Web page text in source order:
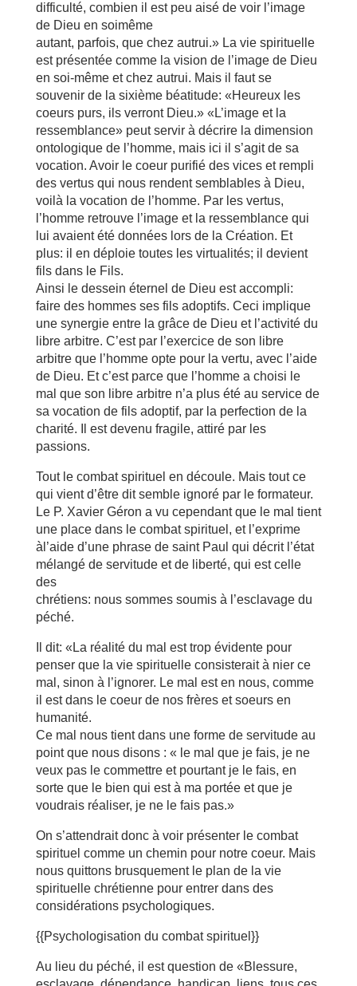
difficulté, combien il est peu aisé de voir l’image
de Dieu en soimême
autant, parfois, que chez autrui.» La vie spirituelle
est présentée comme la vision de l’image de Dieu
en soi-même et chez autrui. Mais il faut se
souvenir de la sixième béatitude: «Heureux les
coeurs purs, ils verront Dieu.» «L’image et la
ressemblance» peut servir à décrire la dimension
ontologique de l’homme, mais ici il s’agit de sa
vocation. Avoir le coeur purifié des vices et rempli
des vertus qui nous rendent semblables à Dieu,
voilà la vocation de l’homme. Par les vertus,
l’homme retrouve l’image et la ressemblance qui
lui avaient été données lors de la Création. Et
plus: il en déploie toutes les virtualités; il devient
fils dans le Fils.
Ainsi le dessein éternel de Dieu est accompli:
faire des hommes ses fils adoptifs. Ceci implique
une synergie entre la grâce de Dieu et l’activité du
libre arbitre. C’est par l’exercice de son libre
arbitre que l’homme opte pour la vertu, avec l’aide
de Dieu. Et c’est parce que l’homme a choisi le
mal que son libre arbitre n’a plus été au service de
sa vocation de fils adoptif, par la perfection de la
charité. Il est devenu fragile, attiré par les
passions.
Tout le combat spirituel en découle. Mais tout ce
qui vient d’être dit semble ignoré par le formateur.
Le P. Xavier Géron a vu cependant que le mal tient
une place dans le combat spirituel, et l’exprime
àl’aide d’une phrase de saint Paul qui décrit l’état
mélangé de servitude et de liberté, qui est celle
des
chrétiens: nous sommes soumis à l’esclavage du
péché.
Il dit: «La réalité du mal est trop évidente pour
penser que la vie spirituelle consisterait à nier ce
mal, sinon à l’ignorer. Le mal est en nous, comme
il est dans le coeur de nos frères et soeurs en
humanité.
Ce mal nous tient dans une forme de servitude au
point que nous disons : « le mal que je fais, je ne
veux pas le commettre et pourtant je le fais, en
sorte que le bien qui est à ma portée et que je
voudrais réaliser, je ne le fais pas.»
On s’attendrait donc à voir présenter le combat
spirituel comme un chemin pour notre coeur. Mais
nous quittons brusquement le plan de la vie
spirituelle chrétienne pour entrer dans des
considérations psychologiques.
{{Psychologisation du combat spirituel}}
Au lieu du péché, il est question de «Blessure,